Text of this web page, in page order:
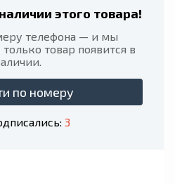
этого товара!
телефона — и мы
товар появится в
по номеру
3